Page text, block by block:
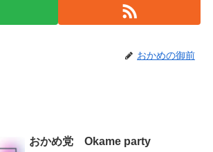
おかめの御前
おかめ党 Okame party